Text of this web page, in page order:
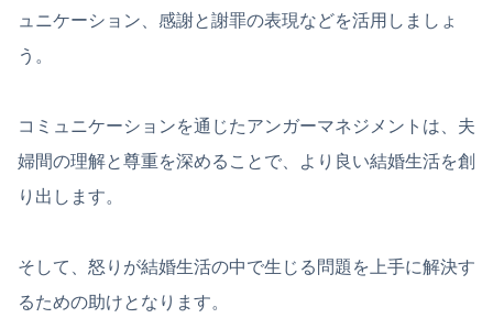
ュニケーション、感謝と謝罪の表現などを活用しましょ
う。
コミュニケーションを通じたアンガーマネジメントは、夫
婦間の理解と尊重を深めることで、より良い結婚生活を創
り出します。
そして、怒りが結婚生活の中で生じる問題を上手に解決す
るための助けとなります。